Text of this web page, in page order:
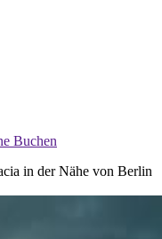
Buchen
in der Nähe von Berlin